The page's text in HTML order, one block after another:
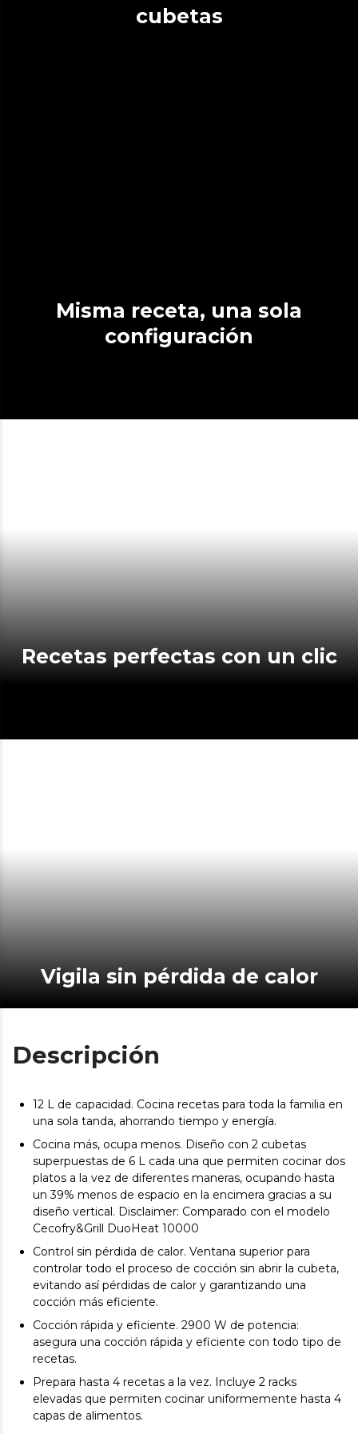
cubetas
Misma receta, una sola
configuración
Recetas perfectas con un clic
Vigila sin pérdida de calor
Descripción
12 L de capacidad. Cocina recetas para toda la familia en
una sola tanda, ahorrando tiempo y energía.
Cocina más, ocupa menos. Diseño con 2 cubetas
superpuestas de 6 L cada una que permiten cocinar dos
platos a la vez de diferentes maneras, ocupando hasta
un 39% menos de espacio en la encimera gracias a su
diseño vertical. Disclaimer: Comparado con el modelo
Cecofry&Grill DuoHeat 10000
Control sin pérdida de calor. Ventana superior para
controlar todo el proceso de cocción sin abrir la cubeta,
evitando así pérdidas de calor y garantizando una
cocción más eficiente.
Cocción rápida y eficiente. 2900 W de potencia:
asegura una cocción rápida y eficiente con todo tipo de
recetas.
Prepara hasta 4 recetas a la vez. Incluye 2 racks
elevadas que permiten cocinar uniformemente hasta 4
capas de alimentos.